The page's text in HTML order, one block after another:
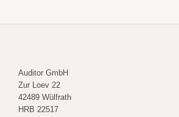
Auditor GmbH
Zur Loev 22
42489 Wülfrath
HRB 22517